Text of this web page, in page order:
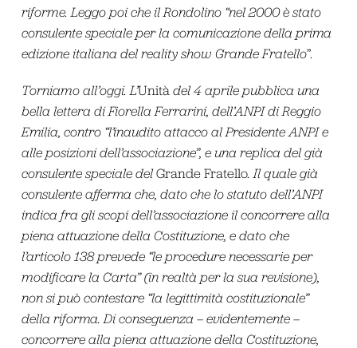
riforme. Leggo poi che il Rondolino “nel 2000è stato
consulente speciale per la comunicazione della prima
edizione italiana del reality show Grande Fratello”.
Torniamo all’oggi. L’Unità del 4 aprile pubblica una
bella lettera di Fiorella Ferrarini, dell’ANPI di Reggio
Emilia, contro “l’inaudito attacco al Presidente ANPI e
alle posizioni dell’associazione”, e una replica del già
consulente speciale delGrande Fratello. Il quale già
consulente afferma che, dato che lo statuto dell’ANPI
indica fra gli scopi dell’associazione il concorrere alla
piena attuazione della Costituzione, e dato che
l’articolo 138 prevede “le procedure necessarie per
modificare la Carta” (in realtà per la sua revisione),
non si può contestare “la legittimità costituzionale”
della riforma. Di conseguenza – evidentemente –
concorrere alla piena attuazione della Costituzione,